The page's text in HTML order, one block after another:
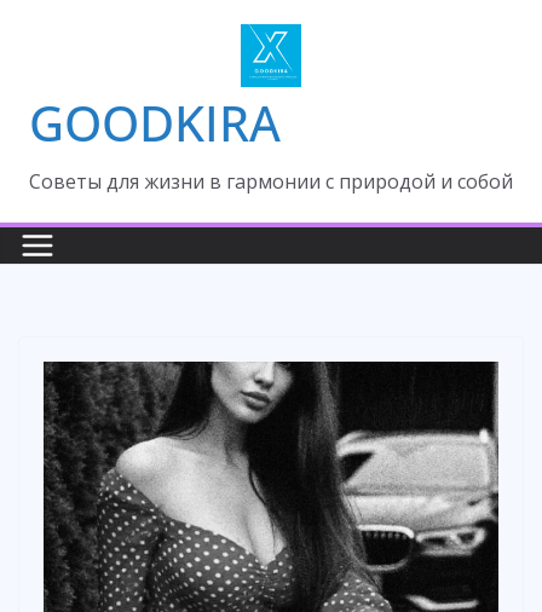
GOODKIRA
Cоветы для жизни в гармонии с природой и собой